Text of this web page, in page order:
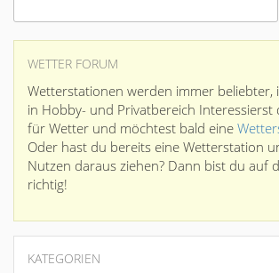
WETTER FORUM
Wetterstationen werden immer beliebter,
in Hobby- und Privatbereich Interessierst
für Wetter und möchtest bald eine
Oder hast du bereits eine Wetterstation
Nutzen daraus ziehen? Dann bist du auf
richtig!
KATEGORIEN